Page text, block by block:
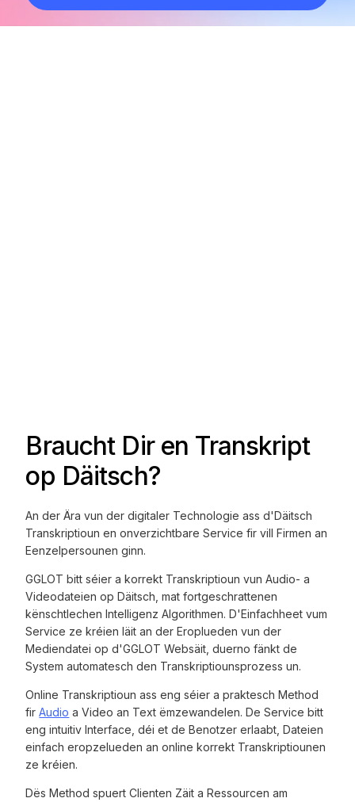
Braucht Dir en Transkript
op Däitsch?
An der Ära vun der digitaler Technologie ass d'Däitsch
Transkriptioun en onverzichtbare Service fir vill Firmen an
Eenzelpersounen ginn.
GGLOT bitt séier a korrekt Transkriptioun vun Audio- a
Videodateien op Däitsch, mat fortgeschrattenen
kënschtlechen Intelligenz Algorithmen. D'Einfachheet vum
Service ze kréien läit an der Eroplueden vun der
Mediendatei op d'GGLOT Websäit, duerno fänkt de
System automatesch den Transkriptiounsprozess un.
Online Transkriptioun ass eng séier a praktesch Method
firAudio a Video an Text ëmzewandelen. De Service bitt
eng intuitiv Interface, déi et de Benotzer erlaabt, Dateien
einfach eropzelueden an online korrekt Transkriptiounen
ze kréien.
Dës Method spuert Clienten Zäit a Ressourcen am